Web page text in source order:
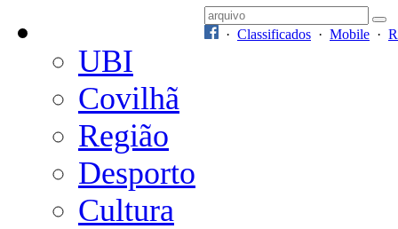
· Classificados · Mobile ·
UBI
Covilhã
Região
Desporto
Cultura